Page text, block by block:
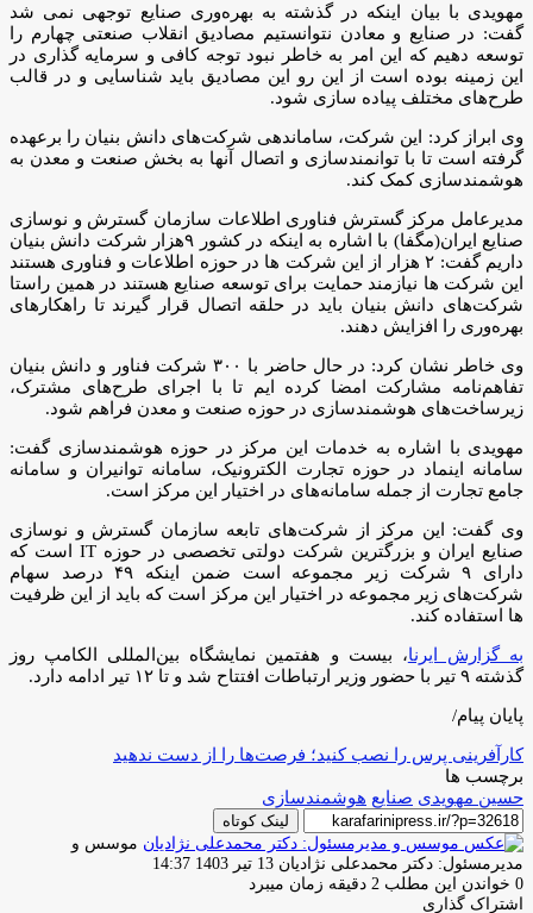
مهویدی با بیان اینکه در گذشته به بهره‌وری صنایع توجهی نمی شد
گفت: در صنایع و معادن نتوانستیم مصادیق انقلاب صنعتی چهارم را
توسعه دهیم که این امر به خاطر نبود توجه کافی و سرمایه گذاری در
این زمینه بوده است از این رو این مصادیق باید شناسایی و در قالب
طرح‌های مختلف پیاده سازی شود.
وی ابراز کرد: این شرکت، ساماندهی شرکت‌های دانش بنیان را برعهده
گرفته است تا با توانمندسازی و اتصال آنها به بخش صنعت و معدن به
هوشمندسازی کمک کند.
مدیرعامل مرکز گسترش فناوری اطلاعات سازمان گسترش و نوسازی
صنایع ایران(مگفا) با اشاره به اینکه در کشور ۹هزار شرکت دانش بنیان
داریم گفت: ۲ هزار از این شرکت ها در حوزه اطلاعات و فناوری هستند
این شرکت ها نیازمند حمایت برای توسعه صنایع هستند در همین راستا
شرکت‌های دانش بنیان باید در حلقه اتصال قرار گیرند تا راهکارهای
بهره‌وری را افزایش دهند.
وی خاطر نشان کرد: در حال حاضر با ۳۰۰ شرکت فناور و دانش بنیان
تفاهم‌نامه مشارکت امضا کرده ایم تا با اجرای طرح‌های مشترک،
زیرساخت‌های هوشمندسازی در حوزه صنعت و معدن فراهم شود.
مهویدی با اشاره به خدمات این مرکز در حوزه هوشمندسازی گفت:
سامانه اینماد در حوزه تجارت الکترونیک، سامانه توانیران و سامانه
جامع تجارت از جمله سامانه‌های در اختیار این مرکز است.
وی گفت: این مرکز از شرکت‌های تابعه سازمان گسترش و نوسازی
صنایع ایران و بزرگترین شرکت دولتی تخصصی در حوزه IT است که
دارای ۹ شرکت زیر مجموعه است ضمن اینکه ۴۹ درصد سهام
شرکت‌های زیر مجموعه در اختیار این مرکز است که باید از این ظرفیت
ها استفاده کند.
به گزارش ایرنا، بیست و هفتمین نمایشگاه بین‌المللی الکامپ روز
گذشته ۹ تیر با حضور وزیر ارتباطات افتتاح شد و تا ۱۲ تیر ادامه دارد.
پایان پیام/
کارآفرینی پرس را نصب کنید؛ فرصت‌ها را از دست ندهید
برچسب ها
حسین مهویدی صنایع هوشمندسازی
لینک کوتاه
موسس و
مدیرمسئول: دکتر محمدعلی نژادیان ارسال
ایمیل
13 تیر 1403 14:37
0 خواندن این مطلب 2 دقیقه زمان میبرد
اشتراک گذاری